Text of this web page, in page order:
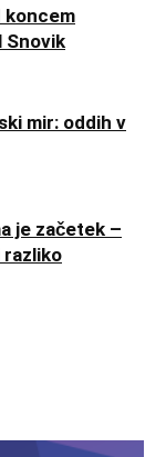
koncem
Snovik
mir: oddih v
je začetek –
razliko